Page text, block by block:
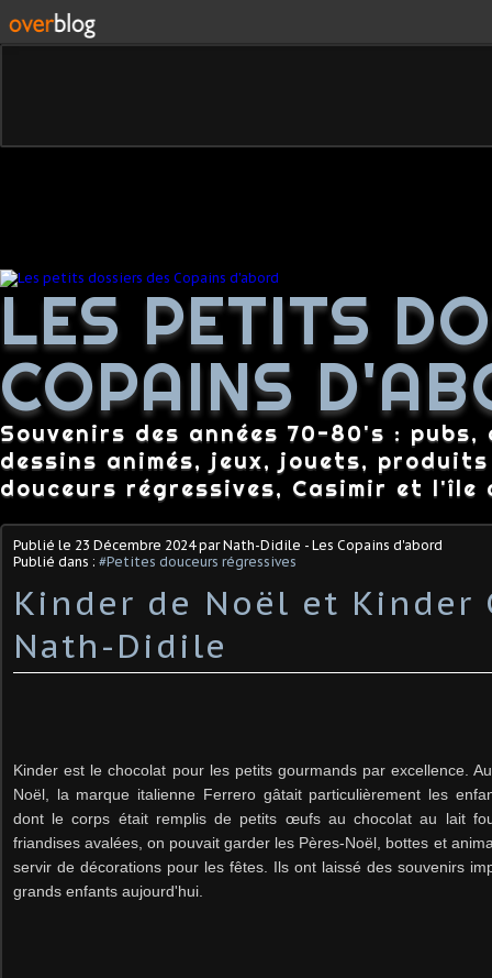
LES PETITS
COPAINS
Souvenirs des années 70-80's :
dessins animés, jeux, jouets,
douceurs régressives, Casimir et l'île
Publié le 23 Décembre 2024par Nath-Didile - Les Copains d'abord
Publié dans : #Petites douceurs régressives
Kinder de Noël et Kinder
Nath-Didile
Kinder est le chocolat pour les petits gourmands par excellence.
Noël, la marque italienne Ferrero gâtait particulièrement les
dont le corps était remplis de petits œufs au chocolat au lait
friandises avalées, on pouvait garder les Pères-Noël, bottes et
servir de décorations pour les fêtes. Ils ont laissé des souvenirs
grands enfants aujourd'hui.